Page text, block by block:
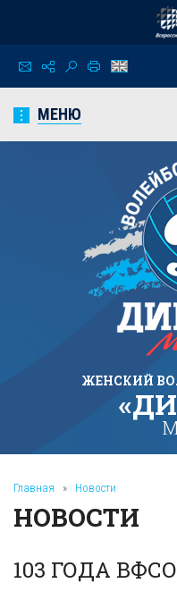
МЕНЮ
ЖЕНСКИЙ
Главная » Новости
НОВОСТИ
103 ГОДА